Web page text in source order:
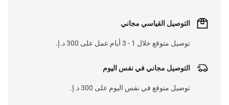
التوصيل القياسي مجاني
توصيل متوقع خلال 1 - 3 أيام عمل على 300 د.إ.
التوصيل مجاني في نفس اليوم
توصيل متوقع في نفس اليوم على 300 د.إ.